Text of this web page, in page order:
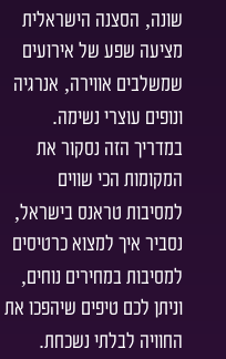
שונה, הסצנה הישראלית
מציעה שפע של אירועים
שמשלבים אווירה, אנרגיה
ונופים עוצרי נשימה.
במדריך הזה נסקור את
המקומות הכי שווים
למסיבות טראנס בישראל,
נסביר איך למצוא כרטיסים
למסיבות במחירים נוחים,
וניתן לכם טיפים שיהפכו את
החוויה לבלתי נשכחת.